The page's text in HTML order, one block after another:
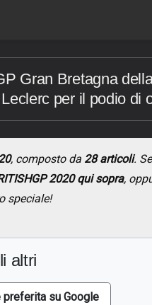
Gran Bretagna
per il podio di
, composto da 28 articoli.
2020 qui sopra,
speciale!
altri
preferita su Google